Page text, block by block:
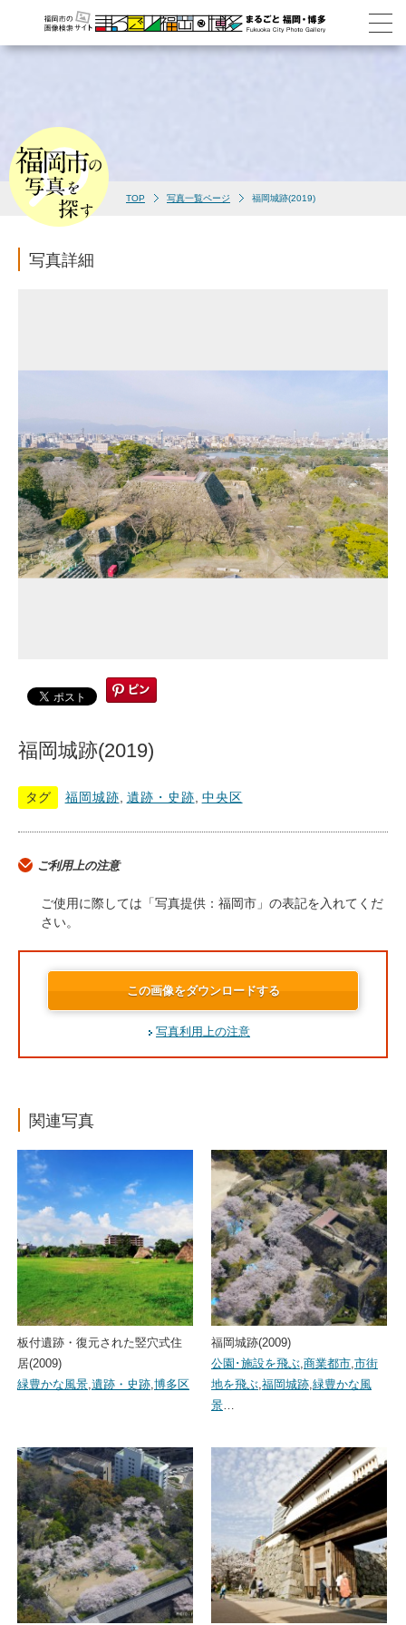
TOP 写真一覧ページ 福岡城跡(2019)
写真詳細
福岡城跡(2019)
タグ 福岡城跡 遺跡・史跡 中央区
ご利用上の注意
ご使用に際しては「写真提供：福岡市」の表記を入れてくだ
さい。
この画像をダウンロードする
写真利用上の注意
関連写真
板付遺跡・復元された竪穴式住
居(2009)
緑豊かな風景,遺跡・史跡,博多区
福岡城跡(2009)
公園･施設を飛ぶ,商業都市,市街
地を飛ぶ,福岡城跡,緑豊かな風
景…